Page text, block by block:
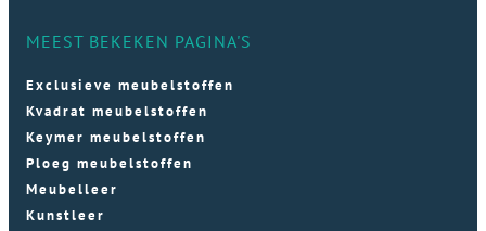
MEEST BEKEKEN PAGINA'S
Exclusieve meubelstoffen
Kvadrat meubelstoffen
Keymer meubelstoffen
Ploeg meubelstoffen
Meubelleer
Kunstleer